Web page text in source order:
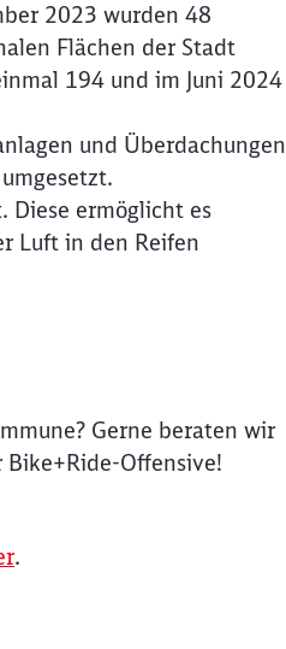
2023 wurden 48
Flächen der Stadt
194 und im Juni 2024
und Überdachungen
Diese ermöglicht es
Luft in den Reifen
Gerne beraten wir
Offensive!
.
Weiter